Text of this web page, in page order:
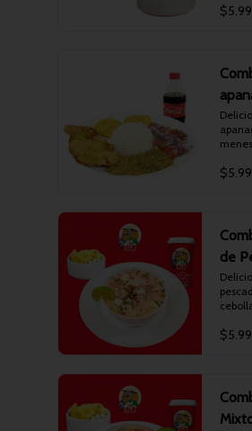
$5.99
$5.99
Combo 4 -
de
$5.99